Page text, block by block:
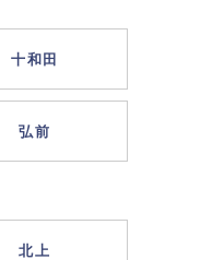
十和田
弘前
北上